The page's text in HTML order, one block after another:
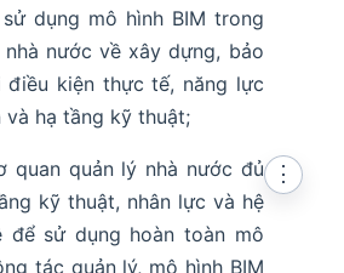
dụng mô hình BIM trong
nước về xây dựng, bảo
điều kiện thực tế, năng lực
hạ tầng kỹ thuật;
quan quản lý nhà nước đủ
kỹ thuật, nhân lực và hệ
để sử dụng hoàn toàn mô
tác quản lý, mô hình BIM
⋮